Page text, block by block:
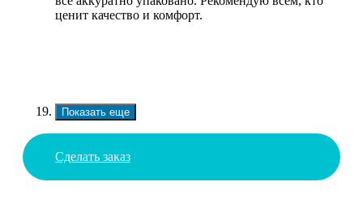
ценит качество и комфорт.
Показать еще
Сделать заказ